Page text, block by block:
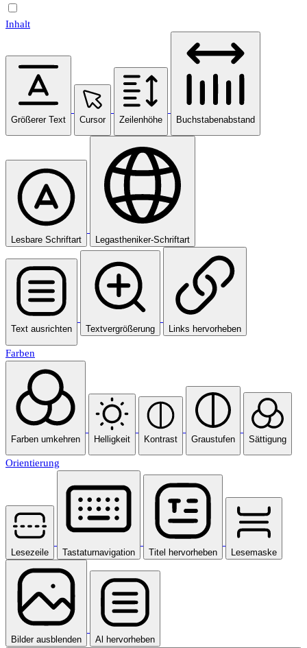
Inhalt
Größerer Text Cursor Zeilenhöhe Buchstabenabstand
Lesbare Schriftart Legastheniker-Schriftart
Text ausrichten Textvergrößerung Links hervorheben
Farben
Farben umkehren Helligkeit Kontrast Graustufen Sättigung
Orientierung
Lesezeile Tastaturnavigation Titel hervorheben Lesemaske
Bilder ausblenden
Al hervorheben